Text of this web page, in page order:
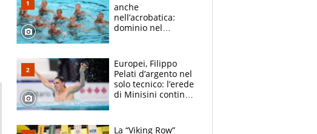
anche
nell’acrobatica:
dominio nel
e compagni
continuare
Europei, Filippo
Pelati d’argento nel
solo tecnico: l’erede
di Minisini continua
mirino
La “Viking Row”